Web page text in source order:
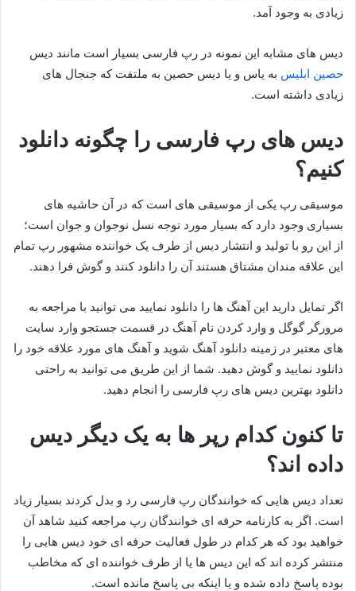
زیادی به وجود آمد.
دیس های مشابه این نمونه در رپ فارسی بسیار است مانند دیس
حصین ابلیس به یاس و یا دیس حصین به ملتفت که جنجال های
زیادی داشته است.
دیس های رپ فارسی را چگونه دانلود
کنیم؟
موسیقی رپ یکی از موسیقی های است که در آن حاشیه های
بسیاری وجود دارد که بسیار مورد توجه نسل نوجوان و جوان است؛
از این رو با تولید و انتشار دیس از طرف یک خواننده مشهور رپ تمام
این علاقه مندان مشتاق هستند آن را دانلود کنند و گوش فرا دهند.
اگر تمایل دارید این آهنگ ها را دانلود نمایید می توانید با مراجعه به
مرورگر گوگل و وارد کردن نام آهنگ در قسمت جستجو وارد سایت
های معتبر در زمینه دانلود آهنگ شوید و آهنگ های مورد علاقه خود را
دانلود نمایید و گوش دهید. شما از این طریق می توانید به راحتی
دانلود بهترین دیس های رپ فارسی را انجام دهید.
تا کنون کدام رپر ها به یک دیگر دیس
داده اند؟
تعداد دیس هایی که خوانندگان رپ فارسی رد و بدل کردند بسیار زیاد
است. اگر به کارنامه حرفه ای خوانندگان رپ مراجعه کنید شاهد آن
خواهید بود که هر کدام در طول فعالیت حرفه ای خود دیس هایی را
منتشر کرده اند که این دیس ها یا از طرف خواننده ای که مخاطب
بوده پاسخ داده شده و یا اینکه بی پاسخ مانده است.